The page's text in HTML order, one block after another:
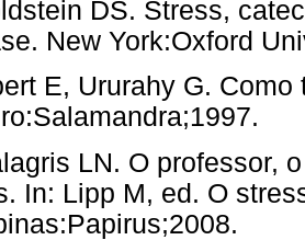
DS. Stress,
New York:Oxford
E, Ururahy G.
LN. O professor,
In: Lipp M, ed. O